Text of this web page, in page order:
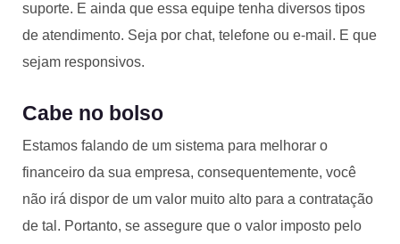
suporte. E ainda que essa equipe tenha diversos tipos
de atendimento. Seja por chat, telefone ou e-mail. E que
sejam responsivos.
Cabe no bolso
Estamos falando de um sistema para melhorar o
financeiro da sua empresa, consequentemente, você
não irá dispor de um valor muito alto para a contratação
de tal. Portanto, se assegure que o valor imposto pelo